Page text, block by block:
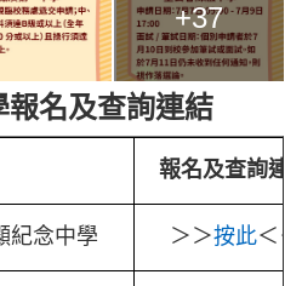
+37
名及查詢連結
報名及查詢連
紀念中學 ＞＞按此＜＜